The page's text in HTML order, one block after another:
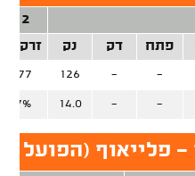
2 נק'
פתח דק נק זרק/
-
-
126
77
-
-
14.0
פלייאוף (הפועל